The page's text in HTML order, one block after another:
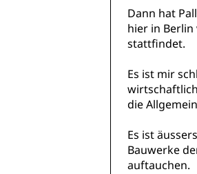
Dann hat
hier in
stattfindet.
Es ist mir
die
Es ist
Bauwerke
auftauchen.